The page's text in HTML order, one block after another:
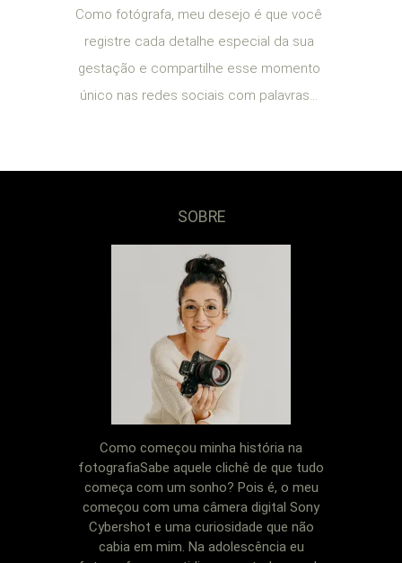
Como fotógrafa, meu desejo é que você
registre cada detalhe especial da sua
gestação e compartilhe esse momento
único nas redes sociais com palavras...
SOBRE
Como começou minha história na
fotografiaSabe aquele clichê de que tudo
começa com um sonho? Pois é, o meu
começou com uma câmera digital Sony
Cybershot e uma curiosidade que não
cabia em mim. Na adolescência eu